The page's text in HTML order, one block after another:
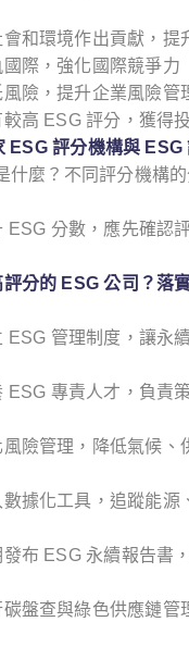
會和環境作出貢獻，提
國際，強化國際競爭力
風險，提升企業風險管
較高 ESG 評分，獲得
ESG 評分機構與 ESG
什麼？不同評分機構
ESG 分數，應先確認
分的 ESG 公司？落
ESG 管理制度，讓永
ESG 專責人才，負責
風險管理，降低氣候、
數據化工具，追蹤能源
發布 ESG 永續報告書
碳盤查與綠色供應鏈管